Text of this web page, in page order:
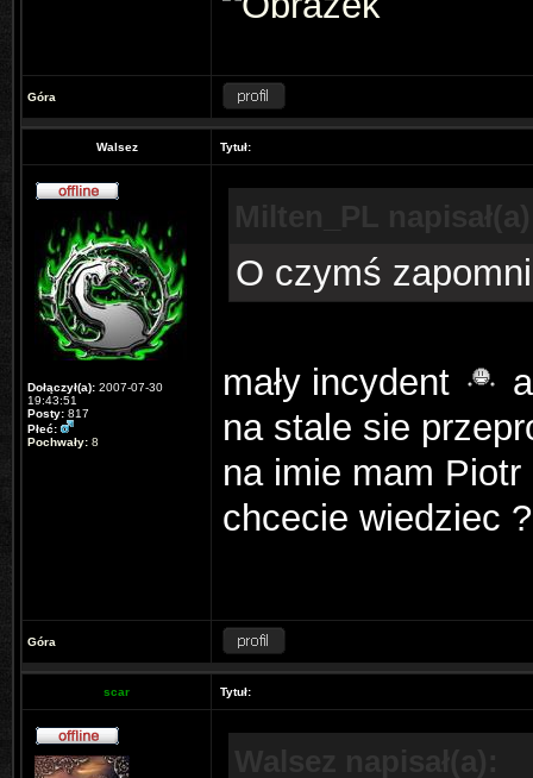
Góra
Walsez Tytuł:
Dołączył(a): 2007-07-30
19:43:51
Posty: 817
Płeć:
Pochwały: 8
O czymś
mały incydent
na stale sie
na imie mam
chcecie wiedziec
Góra
scar Tytuł: